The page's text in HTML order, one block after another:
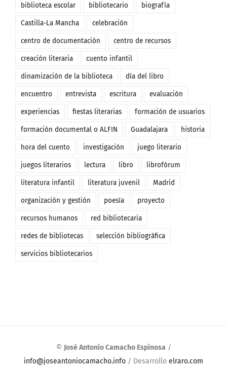
biblioteca escolar bibliotecario biografía
Castilla-La Mancha celebración
centro de documentación centro de recursos
creación literaria cuento infantil
dinamización de la biblioteca día del libro
encuentro entrevista escritura evaluación
experiencias fiestas literarias formación de usuarios
formación documental o ALFIN Guadalajara historia
hora del cuento investigación juego literario
juegos literarios lectura libro librofórum
literatura infantil literatura juvenil Madrid
organización y gestión poesía proyecto
recursos humanos red bibliotecaria
redes de bibliotecas selección bibliográfica
servicios bibliotecarios
© José Antonio Camacho Espinosa /
info@joseantoniocamacho.info / Desarrollo elraro.com